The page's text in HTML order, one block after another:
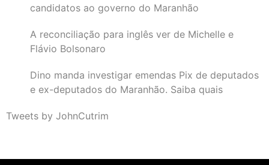
candidatos ao governo do Maranhão
A reconciliação para inglês ver de Michelle e
Flávio Bolsonaro
Dino manda investigar emendas Pix de deputados
e ex-deputados do Maranhão. Saiba quais
Tweets by JohnCutrim